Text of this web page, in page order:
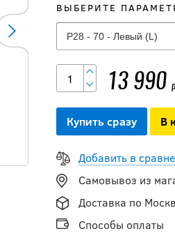
ВЫБЕРИТЕ
13 990
Купить сразу В
Добавить в
Самовывоз из
Доставка по
Способы оплаты